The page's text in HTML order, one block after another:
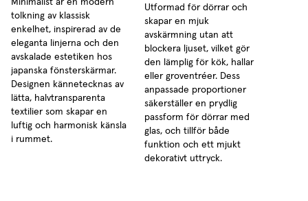
Minimalist är en modern
tolkning av klassisk
enkelhet, inspirerad av de
eleganta linjerna och den
avskalade estetiken hos
japanska fönsterskärmar.
Designen kännetecknas av
lätta, halvtransparenta
textilier som skapar en
luftig och harmonisk känsla
i rummet.
Utformad för dörrar och
skapar en mjuk
avskärmning utan att
blockera ljuset, vilket gör
den lämplig för kök, hallar
eller groventréer. Dess
anpassade proportioner
säkerställer en prydlig
passform för dörrar med
glas, och tillför både
funktion och ett mjukt
dekorativt uttryck.